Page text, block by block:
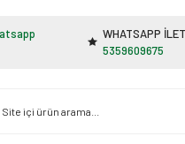
WHATSAPP
5359609675